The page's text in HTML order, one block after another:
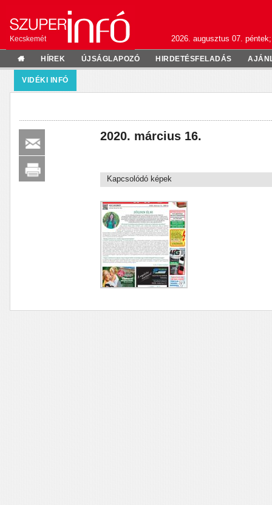
Kecskemét 2026. augusztus 07.
HÍREK ÚJSÁGLAPOZÓ HIRDETÉSFELADÁS
VIDÉKI INFÓ
2020. március 16.
Kapcsolódó képek